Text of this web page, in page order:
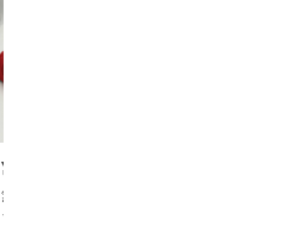
¥
無地シンプルフラットバ
イザー六方型ベースボー